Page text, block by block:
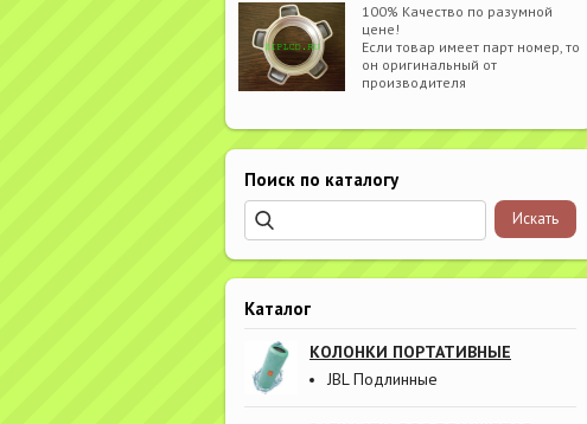
100% Качество по разумной
цене!
Если товар имеет парт номер, то
он оригинальный от
производителя
Поиск по каталогу
Каталог
КОЛОНКИ ПОРТАТИВНЫЕ
JBL Подлинные